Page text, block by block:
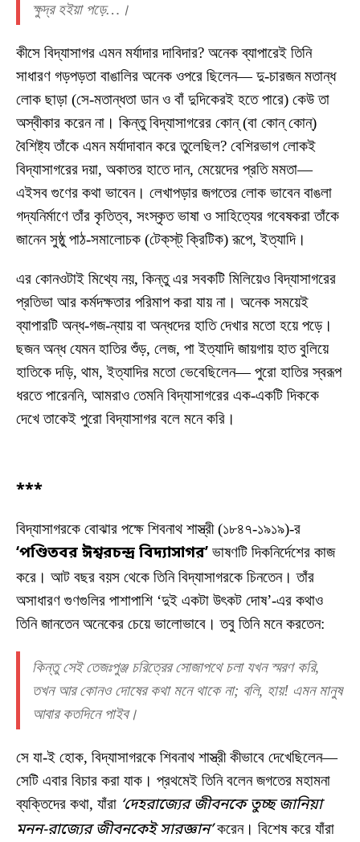
ক্ষুদ্র হইয়া পড়ে…।
কীসে বিদ্যাসাগর এমন মর্যাদার দাবিদার? অনেক ব্যাপারেই তিনি
সাধারণ গড়পড়তা বাঙালির অনেক ওপরে ছিলেন— দু-চারজন মতান্ধ
লোক ছাড়া (সে-মতান্ধতা ডান ও বাঁ দুদিকেরই হতে পারে) কেউ তা
অস্বীকার করেন না। কিন্তু বিদ্যাসাগরের কোন্‌ (বা কোন্‌ কোন্‌)
বৈশিষ্ট্য তাঁকে এমন মর্যাদাবান করে তুলেছিল? বেশিরভাগ লোকই
বিদ্যাসাগরের দয়া, অকাতর হাতে দান, মেয়েদের প্রতি মমতা—
এইসব গুণের কথা ভাবেন। লেখাপড়ার জগতের লোক ভাবেন বাঙলা
গদ্যনির্মাণে তাঁর কৃতিত্ব, সংস্কৃত ভাষা ও সাহিত্যের গবেষকরা তাঁকে
জানেন সুষ্ঠু পাঠ-সমালোচক (টেক্‌স্‌ট্‌ ক্রিটিক) রূপে, ইত্যাদি।
এর কোনওটাই মিথ্যে নয়, কিন্তু এর সবকটি মিলিয়েও বিদ্যাসাগরের
প্রতিভা আর কর্মদক্ষতার পরিমাপ করা যায় না। অনেক সময়েই
ব্যাপারটি অন্ধ-গজ-ন্যায় বা অন্ধদের হাতি দেখার মতো হয়ে পড়ে।
ছজন অন্ধ যেমন হাতির শুঁড়, লেজ, পা ইত্যাদি জায়গায় হাত বুলিয়ে
হাতিকে দড়ি, থাম, ইত্যাদির মতো ভেবেছিলেন— পুরো হাতির স্বরূপ
ধরতে পারেননি, আমরাও তেমনি বিদ্যাসাগরের এক-একটি দিককে
দেখে তাকেই পুরো বিদ্যাসাগর বলে মনে করি।
***
বিদ্যাসাগরকে বোঝার পক্ষে শিবনাথ শাস্ত্রী (১৮৪৭-১৯১৯)-র
‘পণ্ডিতবর ঈশ্বরচন্দ্র বিদ্যাসাগর’ ভাষণটি দিকনির্দেশের কাজ
করে। আট বছর বয়স থেকে তিনি বিদ্যাসাগরকে চিনতেন। তাঁর
অসাধারণ গুণগুলির পাশাপাশি ‘দুই একটা উৎকট দোষ’-এর কথাও
তিনি জানতেন অনেকের চেয়ে ভালোভাবে। তবু তিনি মনে করতেন:
কিন্তু সেই তেজঃপুঞ্জ চরিত্রের সোজাপথে চলা যখন স্মরণ করি,
তখন আর কোনও দোষের কথা মনে থাকে না; বলি, হায়! এমন মানুষ
আবার কতদিনে পাইব।
সে যা-ই হোক, বিদ্যাসাগরকে শিবনাথ শাস্ত্রী কীভাবে দেখেছিলেন—
সেটি এবার বিচার করা যাক। প্রথমেই তিনি বলেন জগতের মহামনা
ব্যক্তিদের কথা, যাঁরা ‘দেহরাজ্যের জীবনকে তুচ্ছ জানিয়া
মনন-রাজ্যের জীবনকেই সারজ্ঞান’করেন। বিশেষ করে যাঁরা